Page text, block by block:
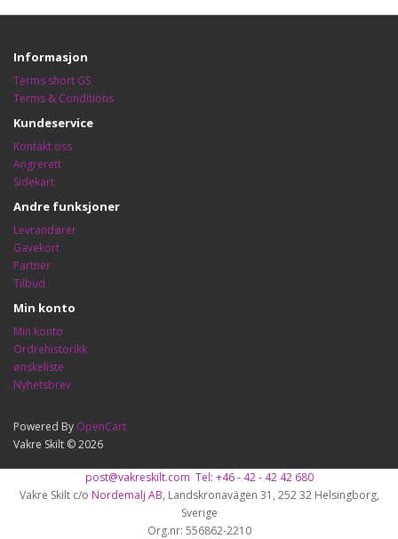
Informasjon
Terms short GS
Terms & Conditions
Kundeservice
Kontakt oss
Angrerett
Sidekart
Andre funksjoner
Levrandører
Gavekort
Partner
Tilbud
Min konto
Min konto
Ordrehistorikk
ønskeliste
Nyhetsbrev
Powered By OpenCart
Vakre Skilt © 2026
post@vakreskilt.com Tel: +46 - 42 - 42 42 680
Vakre Skilt c/o Nordemalj AB, Landskronavägen 31, 252 32 Helsingborg,
Sverige
Org.nr: 556862-2210